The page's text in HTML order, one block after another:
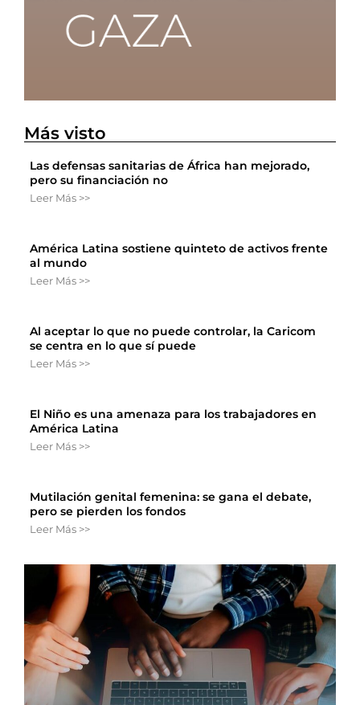
Más visto
Las defensas sanitarias de África han mejorado,
pero su financiación no
Leer Más >>
América Latina sostiene quinteto de activos frente
al mundo
Leer Más >>
Al aceptar lo que no puede controlar, la Caricom
se centra en lo que sí puede
Leer Más >>
El Niño es una amenaza para los trabajadores en
América Latina
Leer Más >>
Mutilación genital femenina: se gana el debate,
pero se pierden los fondos
Leer Más >>